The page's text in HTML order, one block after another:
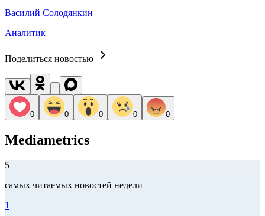
Василий Солодянкин
Аналитик
Поделиться новостью
0 0 0 0 0
Mediametrics
5
самых читаемых новостей недели
1